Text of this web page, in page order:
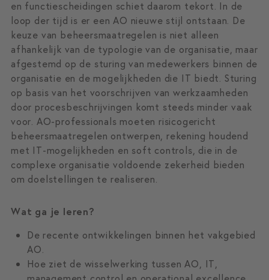
en functiescheidingen schiet daarom tekort. In de
loop der tijd is er een AO nieuwe stijl ontstaan. De
keuze van beheersmaatregelen is niet alleen
afhankelijk van de typologie van de organisatie, maar
afgestemd op de sturing van medewerkers binnen de
organisatie en de mogelijkheden die IT biedt. Sturing
op basis van het voorschrijven van werkzaamheden
door procesbeschrijvingen komt steeds minder vaak
voor. AO-professionals moeten risicogericht
beheersmaatregelen ontwerpen, rekening houdend
met IT-mogelijkheden en soft controls, die in de
complexe organisatie voldoende zekerheid bieden
om doelstellingen te realiseren.
Wat ga je leren?
De recente ontwikkelingen binnen het vakgebied
AO.
Hoe ziet de wisselwerking tussen AO, IT,